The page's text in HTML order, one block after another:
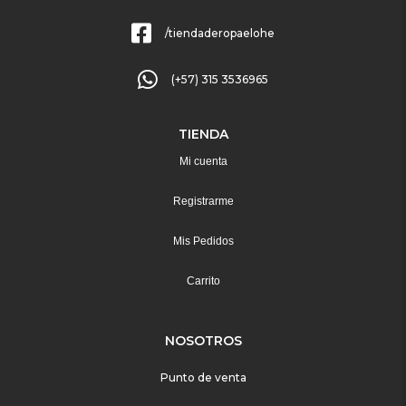
/tiendaderopaelohe
(+57) 315 3536965
TIENDA
Mi cuenta
Registrarme
Mis Pedidos
Carrito
NOSOTROS
Punto de venta